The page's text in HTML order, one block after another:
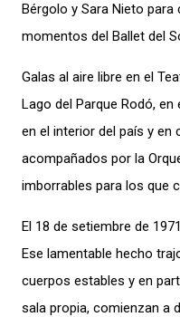
Bérgolo y Sara Nieto
momentos del Ballet del
Galas al aire libre en el
Lago del Parque Rodó, en
en el interior del país y
acompañados por la
imborrables para los que
El 18 de setiembre de
Ese lamentable hecho
cuerpos estables y en
sala propia, comienzan a